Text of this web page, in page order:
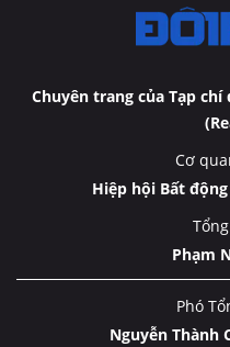
Chuyên trang của Tạp
Cơ
Hiệp hội Bất
Phạm
Phó
Nguyễn Thành